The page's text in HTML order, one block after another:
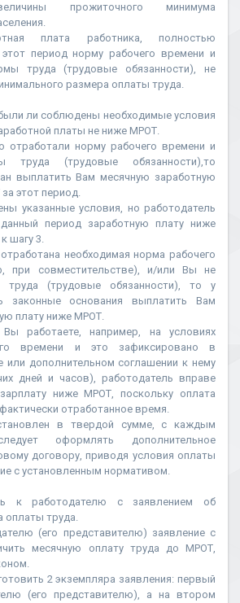
прожиточного минимума
плата работника, полностью
период норму рабочего времени и
труда (трудовые обязанности), не
размера оплаты труда.
ли соблюдены необходимые условия
платы не ниже МРОТ.
отработали норму рабочего времени и
труда (трудовые обязанности),то
выплатить Вам месячную заработную
этот период.
указанные условия, но работодатель
период заработную плату ниже
шагу 3.
необходимая норма рабочего
при совместительстве), и/или Вы не
(трудовые обязанности), то у
законные основания выплатить Вам
плату ниже МРОТ.
работаете, например, на условиях
времени и это зафиксировано в
или дополнительном соглашении к нему
дней и часов), работодатель вправе
ниже МРОТ, поскольку оплата
отработанное время.
в твердой сумме, с каждым
оформлять дополнительное
договору, приводя условия оплаты
с установленным нормативом.
к работодателю с заявлением об
оплаты труда.
(его представителю) заявление с
месячную оплату труда до МРОТ,
2 экземпляра заявления: первый
(его представителю), а на втором